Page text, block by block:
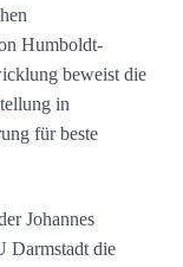
Humboldt-
beweist die
in
für beste
Johannes
Darmstadt die